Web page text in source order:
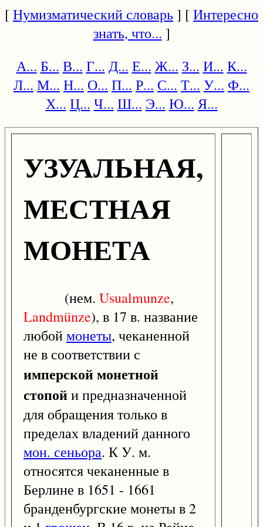
[Нумизматический словарь] [Интересно
знать, что... ]
А... Б... В... Г... Д... Е... Ж... З... И... К...
Л... М... Н... О... П... Р... С... Т... У... Ф...
Х... Ц... Ч... Ш... Э... Ю... Я...
УЗУАЛЬНАЯ,
МЕСТНАЯ
МОНЕТА
(нем. Usualmunze,
Landmünze), в 17 в. название
любоймонеты, чеканенной
не в соответствии с
имперской монетной
стопойи предназначенной
для обращения только в
пределах владений данного
мон. сеньора. К У. м.
относятся чеканенные в
Берлине в 1651 - 1661
бранденбургские монеты в 2